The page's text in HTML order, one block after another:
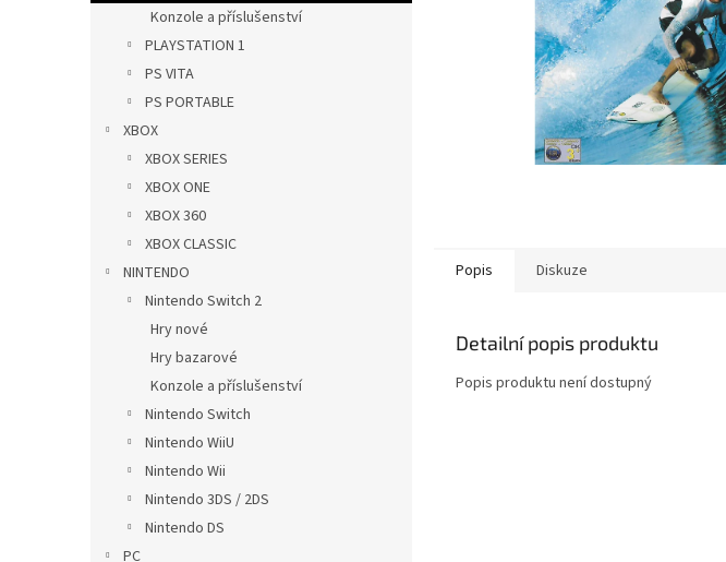
n
Konzole a příslušenství
PLAYSTATION 1
PS VITA
PS PORTABLE
XBOX
XBOX SERIES
XBOX ONE
XBOX 360
XBOX CLASSIC
NINTENDO
Nintendo Switch 2
Hry nové
Hry bazarové
Konzole a příslušenství
Nintendo Switch
Nintendo WiiU
Nintendo Wii
Nintendo 3DS / 2DS
Nintendo DS
PC
Popis Diskuze
Detailní popis produktu
Popis produktu není dostupný